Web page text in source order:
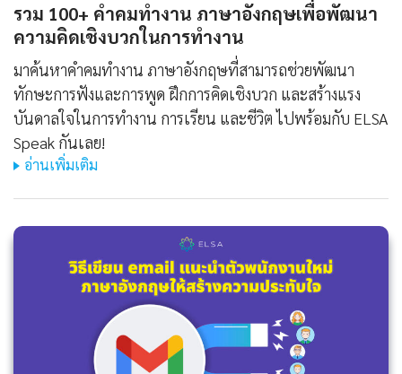
รวม 100+ คําคมทํางาน ภาษาอังกฤษเพื่อพัฒนา
ความคิดเชิงบวกในการทำงาน
มาค้นหาคําคมทํางาน ภาษาอังกฤษที่สามารถช่วยพัฒนา
ทักษะการฟังและการพูด ฝึกการคิดเชิงบวก และสร้างแรง
บันดาลใจในการทำงาน การเรียน และชีวิต ไปพร้อมกับ ELSA
Speak กันเลย!
อ่านเพิ่มเติม